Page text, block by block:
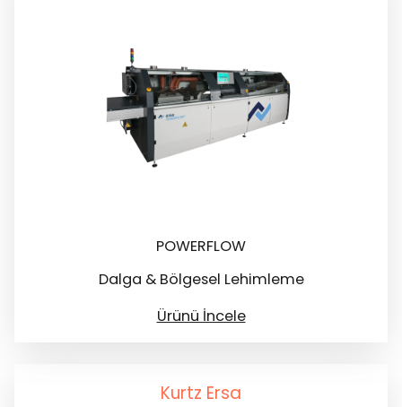
POWERFLOW
Dalga & Bölgesel Lehimleme
Ürünü İncele
Kurtz Ersa